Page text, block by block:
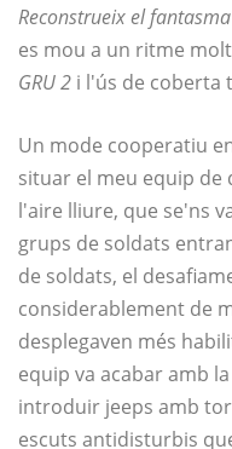
Reconstrueix el fantasma
es mou a un ritme
GRU 2 i l'ús de coberta
Un mode cooperatiu
situar el meu equip de
l'aire lliure, que se'ns
grups de soldats
de soldats, el
considerablement de
desplegaven més
equip va acabar amb
introduir jeeps amb
escuts antidisturbis